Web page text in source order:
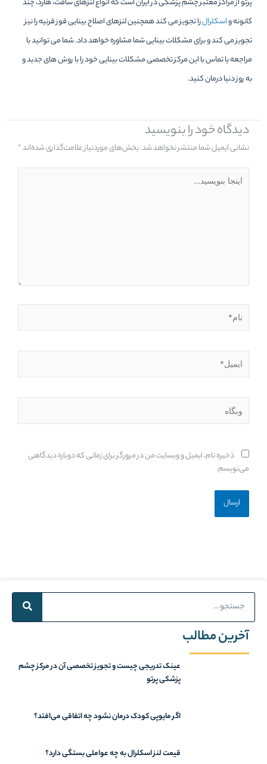
پرتو از مراکز معتبر چشم پزشکی در ایران است که انواع لنزهای سافت، هارد، چند
کانونه واسکلرالرا تجویز می کند‌ همچنین لنزهای اصلاح بینایی قوز قرنیه را نیز
تجویز می کند و برای مشکلات بینایی شما مشاوره خواهد داد. شما می توانید با
مراجعه یا تماس با این مرکز تخصصی مشکلات بینایی خود را با روش های جدید و
به روز دنیا درمان کنید.
دیدگاه‌ خود را بنویسید
نشانی ایمیل شما منتشر نخواهد شد.بخش‌های موردنیاز علامت‌گذاری شده‌اند*
بنویسید…
وبگاه
ذخیره نام، ایمیل و وبسایت من در مرورگر برای زمانی که دوباره دیدگاهی
می‌نویسم.
Search
آخرین مطالب
عینک تدریجی چیست و تجویز تخصصی آن در مرکز چشم
پزشکی پرتو
اگر مایوپی کودک درمان نشود چه اتفاقی می‌افتد؟
قیمت لنز اسکلرال به چه عواملی بستگی دارد؟